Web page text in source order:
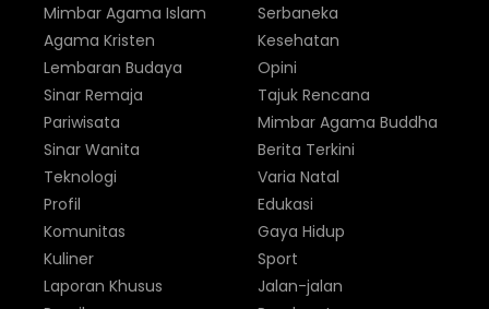
Mimbar Agama Islam
Agama Kristen
Lembaran Budaya
Sinar Remaja
Pariwisata
Sinar Wanita
Serbaneka
Kesehatan
Opini
Tajuk Rencana
Mimbar Agama Buddha
Berita Terkini
Teknologi
Profil
Komunitas
Kuliner
Laporan Khusus
Varia Natal
Edukasi
Gaya Hidup
Sport
Jalan-jalan